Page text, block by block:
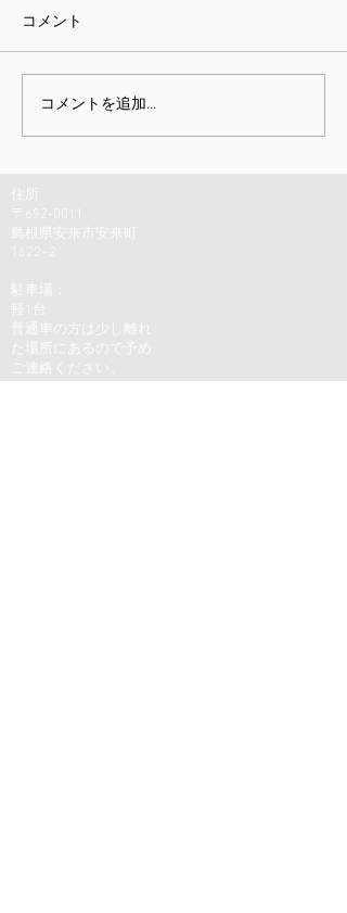
課題指向型訓練雑感
コメント
コメントを追加…
住所
島根県安来市安来町
駐車場：
軽1台
普通車の方は少し離れ
た場所にあるので予め
ご連絡ください。